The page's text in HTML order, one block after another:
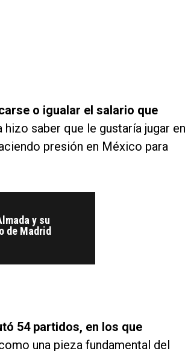
o igualar el salario que
saber que le gustaría jugar en
presión en México para
y su
de Madrid
54 partidos, en los que
una pieza fundamental del